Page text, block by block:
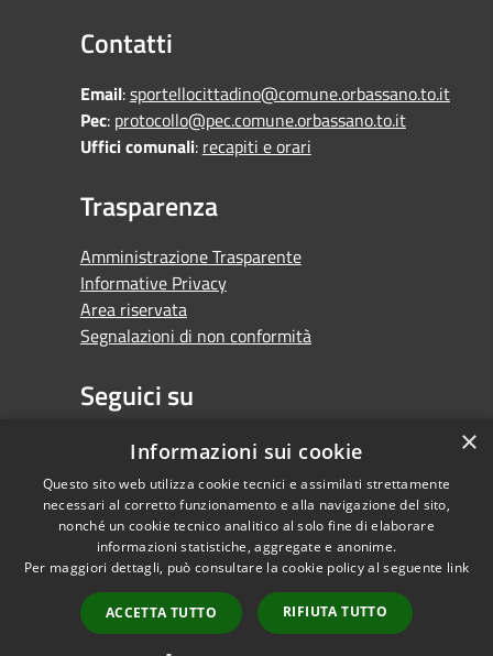
Contatti
Email:sportellocittadino@comune.orbassano.to.it
Pec: protocollo@pec.comune.orbassano.to.it
Uffici comunali: recapiti e orari
Trasparenza
Amministrazione Trasparente
Informative Privacy
Area riservata
Segnalazioni di non conformità
Seguici su
FacebookYoutubeWhatsapp
RSS
Accessibilità
Privacy
Cookie
Copyright © 2026 •
Comune di Orbassano •
Powered by
Municipium•
×
Informazioni sui cookie
Questo sito web utilizza cookie tecnici e assimilati strettamente
necessari al corretto funzionamento e alla navigazione del sito,
nonché un cookie tecnico analitico al solo fine di elaborare
informazioni statistiche, aggregate e anonime.
Per maggiori dettagli, può consultare la cookie policy al seguente link
ACCETTA TUTTO RIFIUTA TUTTO